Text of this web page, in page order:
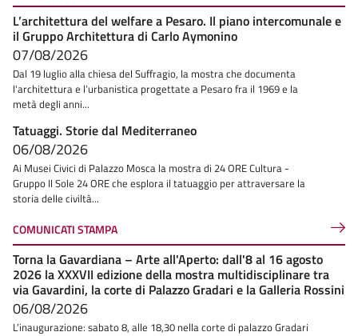
L’architettura del welfare a Pesaro. Il piano intercomunale e
il Gruppo Architettura di Carlo Aymonino
07/08/2026
Dal 19 luglio alla chiesa del Suffragio, la mostra che documenta
l'architettura e l’urbanistica progettate a Pesaro fra il 1969 e la
metà degli anni...
Tatuaggi. Storie dal Mediterraneo
06/08/2026
Ai Musei Civici di Palazzo Mosca la mostra di 24 ORE Cultura -
Gruppo Il Sole 24 ORE che esplora il tatuaggio per attraversare la
storia delle civiltà...
COMUNICATI STAMPA
Torna la Gavardiana – Arte all'Aperto: dall'8 al 16 agosto
2026 la XXXVII edizione della mostra multidisciplinare tra
via Gavardini, la corte di Palazzo Gradari e la Galleria Rossini
06/08/2026
L’inaugurazione: sabato 8, alle 18,30 nella corte di palazzo Gradari